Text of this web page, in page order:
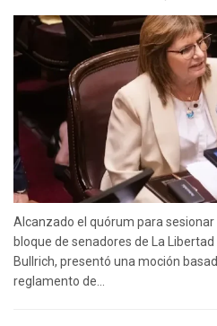
Alcanzado el quórum para sesionar
bloque de senadores de La
Bullrich, presentó una moción
reglamento de...